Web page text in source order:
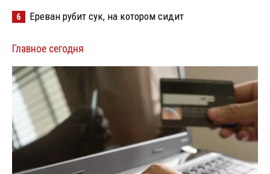
6 Ереван рубит сук, на котором сидит
Главное сегодня